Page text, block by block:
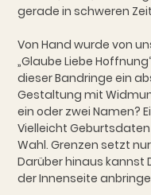
gerade in schweren
Von Hand wurde von
„Glaube Liebe
dieser Bandringe ein
Gestaltung mit
ein oder zwei Namen?
Vielleicht
Wahl. Grenzen setzt
Darüber hinaus kannst
der Innenseite